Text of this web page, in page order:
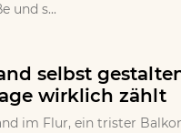
und s...
selbst
wirklich zählt
im Flur, ein trister